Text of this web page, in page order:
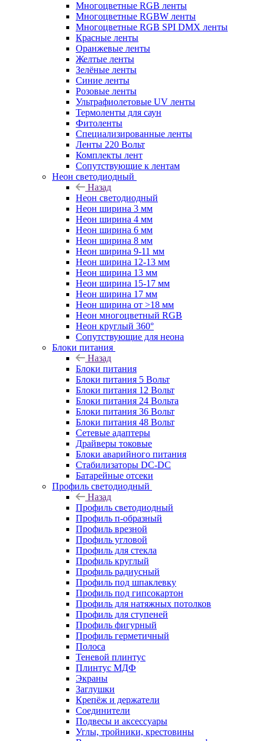
Многоцветные RGB ленты
Многоцветные RGBW ленты
Многоцветные RGB SPI DMX ленты
Красные ленты
Оранжевые ленты
Желтые ленты
Зелёные ленты
Синие ленты
Розовые ленты
Ультрафиолетовые UV ленты
Термоленты для саун
Фитоленты
Специализированные ленты
Ленты 220 Вольт
Комплекты лент
Сопутствующие к лентам
Неон светодиодный
Назад
Неон светодиодный
Неон ширина 3 мм
Неон ширина 4 мм
Неон ширина 6 мм
Неон ширина 8 мм
Неон ширина 9-11 мм
Неон ширина 12-13 мм
Неон ширина 13 мм
Неон ширина 15-17 мм
Неон ширина 17 мм
Неон ширина от >18 мм
Неон многоцветный RGB
Неон круглый 360°
Сопутствующие для неона
Блоки питания
Назад
Блоки питания
Блоки питания 5 Вольт
Блоки питания 12 Вольт
Блоки питания 24 Вольта
Блоки питания 36 Вольт
Блоки питания 48 Вольт
Сетевые адаптеры
Драйверы токовые
Блоки аварийного питания
Стабилизаторы DC-DC
Батарейные отсеки
Профиль светодиодный
Назад
Профиль светодиодный
Профиль п-образный
Профиль врезной
Профиль угловой
Профиль для стекла
Профиль круглый
Профиль радиусный
Профиль под шпаклевку
Профиль под гипсокартон
Профиль для натяжных потолков
Профиль для ступеней
Профиль фигурный
Профиль герметичный
Полоса
Теневой плинтус
Плинтус МДФ
Экраны
Заглушки
Крепёж и держатели
Соединители
Подвесы и аксессуары
Углы, тройники, крестовины